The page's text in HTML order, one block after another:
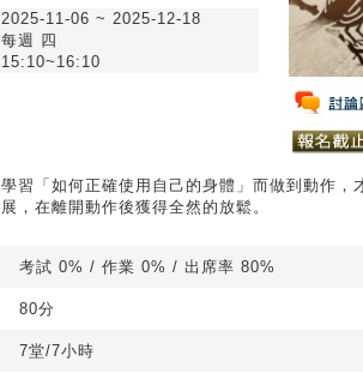
2025-11-06 ~ 2025-12-18
每週 四
15:10~16:10
學習「如何正確使用自己的身體」而做到動作，
展，在離開動作後獲得全然的放鬆。
考試 0% / 作業 0% / 出席率 80%
80分
7堂/7小時